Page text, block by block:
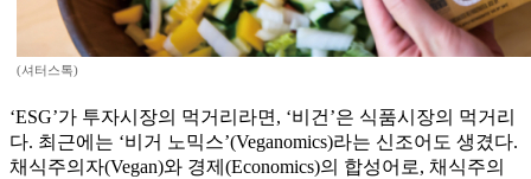
(셔터스톡)
‘ESG’가 투자시장의 먹거리라면, ‘비건’은 식품시장의 먹거리
다. 최근에는 ‘비거 노믹스’(Veganomics)라는 신조어도 생겼다.
채식주의자(Vegan)와 경제(Economics)의 합성어로, 채식주의